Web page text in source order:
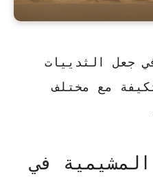
جعل الثدييات
مع مختلف
في